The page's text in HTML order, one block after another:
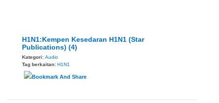
H1N1:Kempen Kesedaran H1N1 (Star
Publications) (4)
Kategori: Audio
Tag berkaitan: H1N1